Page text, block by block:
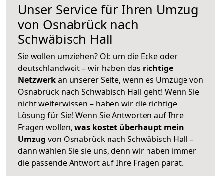
Unser Service für Ihren Umzug
von Osnabrück nach
Schwäbisch Hall
Sie wollen umziehen? Ob um die Ecke oder
deutschlandweit – wir haben das richtige
Netzwerkan unserer Seite, wenn es Umzüge von
Osnabrück nach Schwäbisch Hall geht! Wenn Sie
nicht weiterwissen – haben wir die richtige
Lösung für Sie! Wenn Sie Antworten auf Ihre
Fragen wollen, was kostet überhaupt mein
Umzug von Osnabrück nach Schwäbisch Hall –
dann wählen Sie sie uns, denn wir haben immer
die passende Antwort auf Ihre Fragen parat.